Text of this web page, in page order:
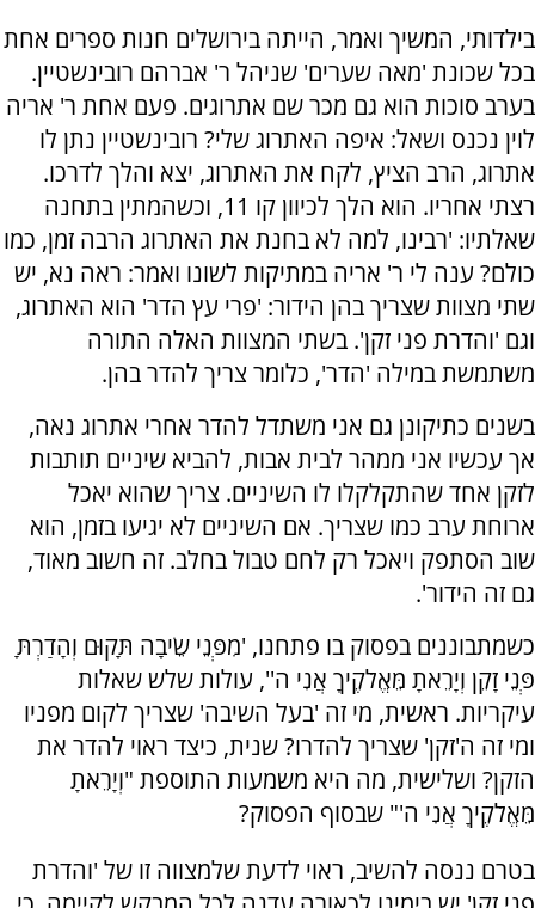
בילדותי, המשיך ואמר, הייתה בירושלים חנות ספרים אחת
בכל שכונת 'מאה שערים' שניהל ר' אברהם רובינשטיין.
בערב סוכות הוא גם מכר שם אתרוגים. פעם אחת ר' אריה
לוין נכנס ושאל: איפה האתרוג שלי? רובינשטיין נתן לו
אתרוג, הרב הציץ, לקח את האתרוג, יצא והלך לדרכו.
רצתי אחריו. הוא הלך לכיוון קו 11, וכשהמתין בתחנה
שאלתיו: 'רבינו, למה לא בחנת את האתרוג הרבה זמן, כמו
כולם? ענה לי ר' אריה במתיקות לשונו ואמר: ראה נא, יש
שתי מצוות שצריך בהן הידור: 'פרי עץ הדר' הוא האתרוג,
וגם 'והדרת פני זקן'. בשתי המצוות האלה התורה
משתמשת במילה 'הדר', כלומר צריך להדר בהן.
בשנים כתיקונן גם אני משתדל להדר אחרי אתרוג נאה,
אך עכשיו אני ממהר לבית אבות, להביא שיניים תותבות
לזקן אחד שהתקלקלו לו השיניים. צריך שהוא יאכל
ארוחת ערב כמו שצריך. אם השיניים לא יגיעו בזמן, הוא
שוב הסתפק ויאכל רק לחם טבול בחלב. זה חשוב מאוד,
גם זה הידור'.
כשמתבוננים בפסוק בו פתחנו, 'מִפְּנֵי שֵׂיבָה תָּקוּם וְהָדַרְתָּ
פְּנֵי זָקֵן וְיָרֵאתָ מֵּאֱלֹקֶיךָ אֲנִי ה'', עולות שלש שאלות
עיקריות. ראשית, מי זה 'בעל השיבה' שצריך לקום מפניו
ומי זה ה'זקן' שצריך להדרו? שנית, כיצד ראוי להדר את
הזקן? ושלישית, מה היא משמעות התוספת "וְיָרֵאתָ
מֵּאֱלֹקֶיךָ אֲנִי ה'" שבסוף הפסוק?
בטרם ננסה להשיב, ראוי לדעת שלמצווה זו של 'והדרת